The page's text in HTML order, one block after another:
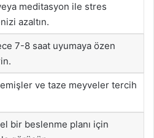
meditasyon ile stres
azaltın.
7-8 saat uyumaya özen
ve taze meyveler tercih
bir beslenme planı için